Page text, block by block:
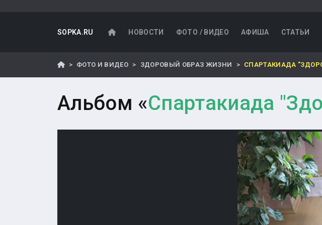
SOPKA.RU НОВОСТИ ФОТО / ВИДЕО АФИША СТАТЬИ
ФОТО И ВИДЕО ЗДОРОВЫЙ ОБРАЗ ЖИЗНИ СПАРТАКИАДА
Альбом «Спартакиада